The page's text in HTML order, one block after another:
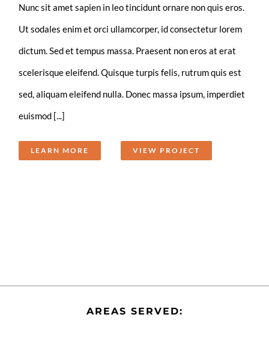
Nunc sit amet sapien in leo tincidunt ornare non quis eros.
Ut sodales enim et orci ullamcorper, id consectetur lorem
dictum. Sed et tempus massa. Praesent non eros at erat
scelerisque eleifend. Quisque turpis felis, rutrum quis est
sed, aliquam eleifend nulla. Donec massa ipsum, imperdiet
euismod [...]
LEARN MORE VIEW PROJECT
AREAS SERVED: